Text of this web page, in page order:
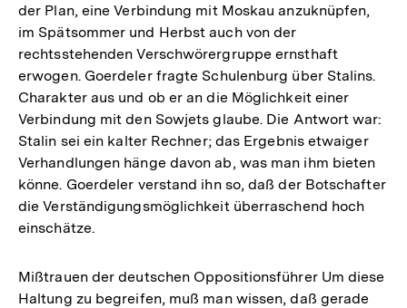
der Plan, eine Verbindung mit Moskau anzuknüpfen,
im Spätsommer und Herbst auch von der
rechtsstehenden Verschwörergruppe ernsthaft
erwogen. Goerdeler fragte Schulenburg über Stalins.
Charakter aus und ob er an die Möglichkeit einer
Verbindung mit den Sowjets glaube. Die Antwort war:
Stalin sei ein kalter Rechner; das Ergebnis etwaiger
Verhandlungen hänge davon ab, was man ihm bieten
könne. Goerdeler verstand ihn so, daß der Botschafter
die Verständigungsmöglichkeit überraschend hoch
einschätze.
Mißtrauen der deutschen Oppositionsführer Um diese
Haltung zu begreifen, muß man wissen, daß gerade